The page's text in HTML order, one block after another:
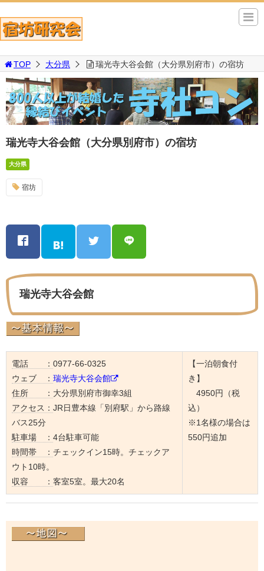
TOP 大分県 瑞光寺大谷会館（大分県別府市）の宿坊
瑞光寺大谷会館（大分県別府市）の宿坊
大分県
宿坊
瑞光寺大谷会館
電話 ： 0977-66-0325
ウェブ ： 瑞光寺大谷会館
住所 ： 大分県別府市御幸3組
アクセス： JR日豊本線「別府駅」から路線
バス25分
駐車場 ： 4台駐車可能
時間帯 ： チェックイン15時。チェックア
ウト10時。
収容 ： 客室5室。最大20名
【一泊朝食付
き】
4950円（税
込）
※1名様の場合は
550円追加